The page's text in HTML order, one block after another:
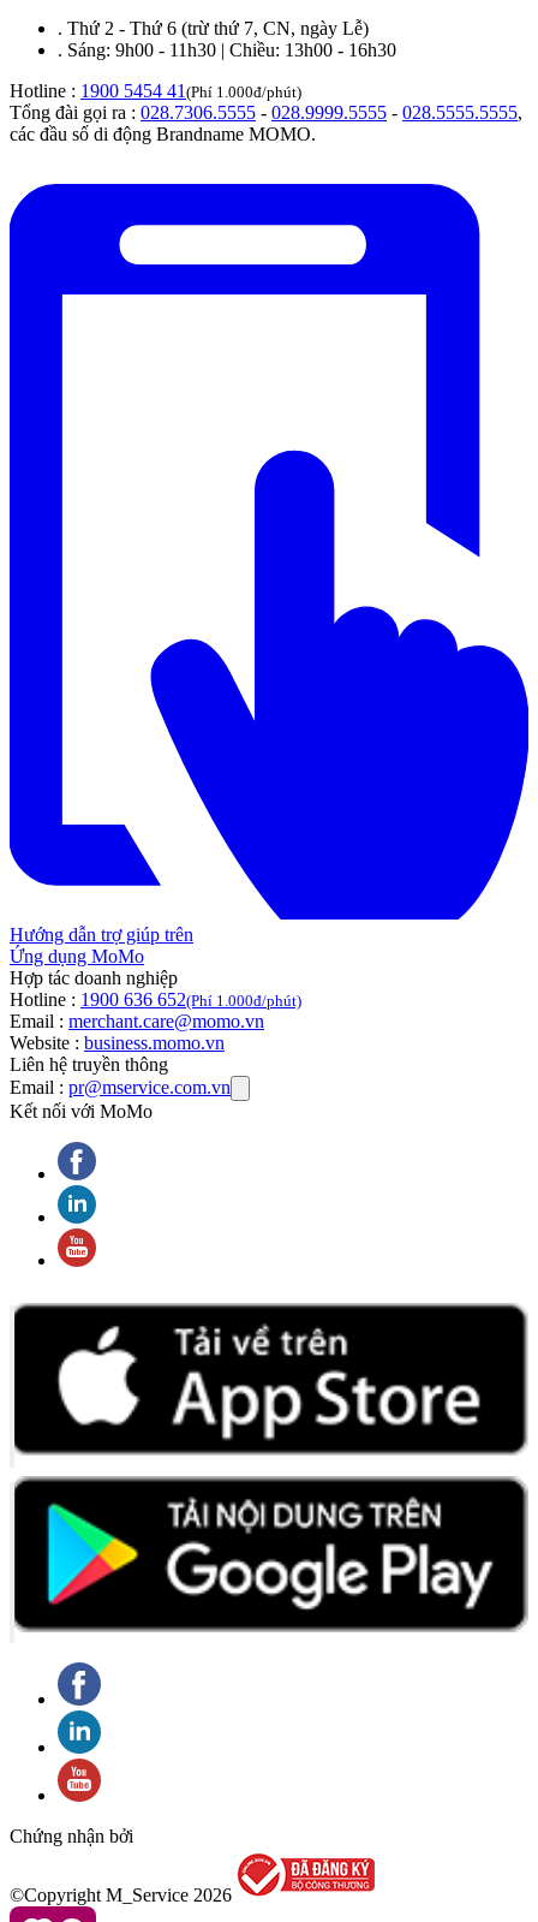
. Thứ 2 - Thứ 6 (trừ thứ 7, CN, ngày Lễ)
. Sáng: 9h00 - 11h30 | Chiều: 13h00 - 16h30
Hotline : 1900 5454 41 (Phí 1.000đ/phút)
Tổng đài gọi ra : 028.7306.5555 - 028.9999.5555 - 028.5555.5555,
các đầu số di động Brandname MOMO.
Hướng dẫn trợ giúp trên
Ứng dụng MoMo
Hợp tác doanh nghiệp
Hotline : 1900 636 652(Phí 1.000đ/phút)
Email : merchant.care@momo.vn
Website : business.momo.vn
Liên hệ truyền thông
Email : pr@mservice.com.vn
Kết nối với MoMo
Chứng nhận bởi
©Copyright M_Service 2026